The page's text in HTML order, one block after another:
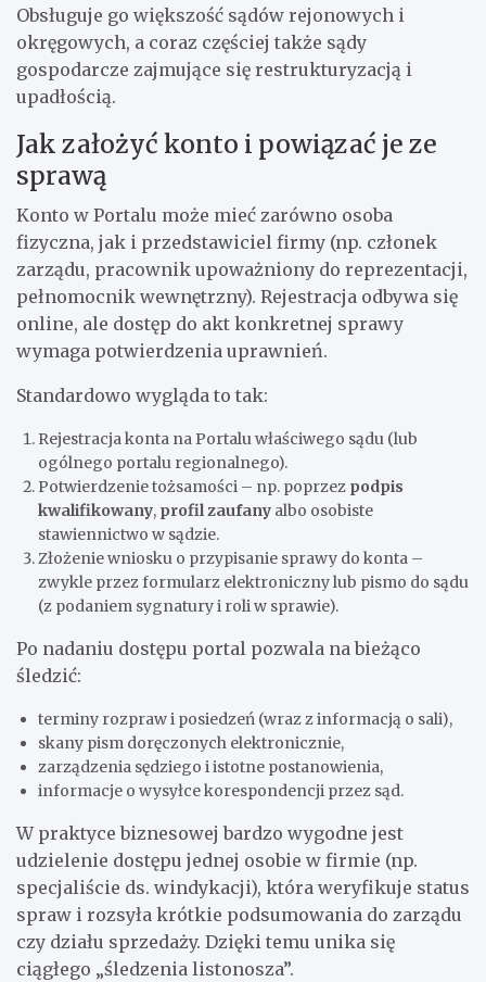
Obsługuje go większość sądów rejonowych i
okręgowych, a coraz częściej także sądy
gospodarcze zajmujące się restrukturyzacją i
upadłością.
Jak założyć konto i powiązać je ze
sprawą
Konto w Portalu może mieć zarówno osoba
fizyczna, jak i przedstawiciel firmy (np. członek
zarządu, pracownik upoważniony do reprezentacji,
pełnomocnik wewnętrzny). Rejestracja odbywa się
online, ale dostęp do akt konkretnej sprawy
wymaga potwierdzenia uprawnień.
Standardowo wygląda to tak:
Rejestracja konta na Portalu właściwego sądu (lub
ogólnego portalu regionalnego).
Potwierdzenie tożsamości – np. poprzez podpis
kwalifikowany, profil zaufany albo osobiste
stawiennictwo w sądzie.
Złożenie wniosku o przypisanie sprawy do konta –
zwykle przez formularz elektroniczny lub pismo do sądu
(z podaniem sygnatury i roli w sprawie).
Po nadaniu dostępu portal pozwala na bieżąco
śledzić:
terminy rozpraw i posiedzeń (wraz z informacją o sali),
skany pism doręczonych elektronicznie,
zarządzenia sędziego i istotne postanowienia,
informacje o wysyłce korespondencji przez sąd.
W praktyce biznesowej bardzo wygodne jest
udzielenie dostępu jednej osobie w firmie (np.
specjaliście ds. windykacji), która weryfikuje status
spraw i rozsyła krótkie podsumowania do zarządu
czy działu sprzedaży. Dzięki temu unika się
ciągłego „śledzenia listonosza”.